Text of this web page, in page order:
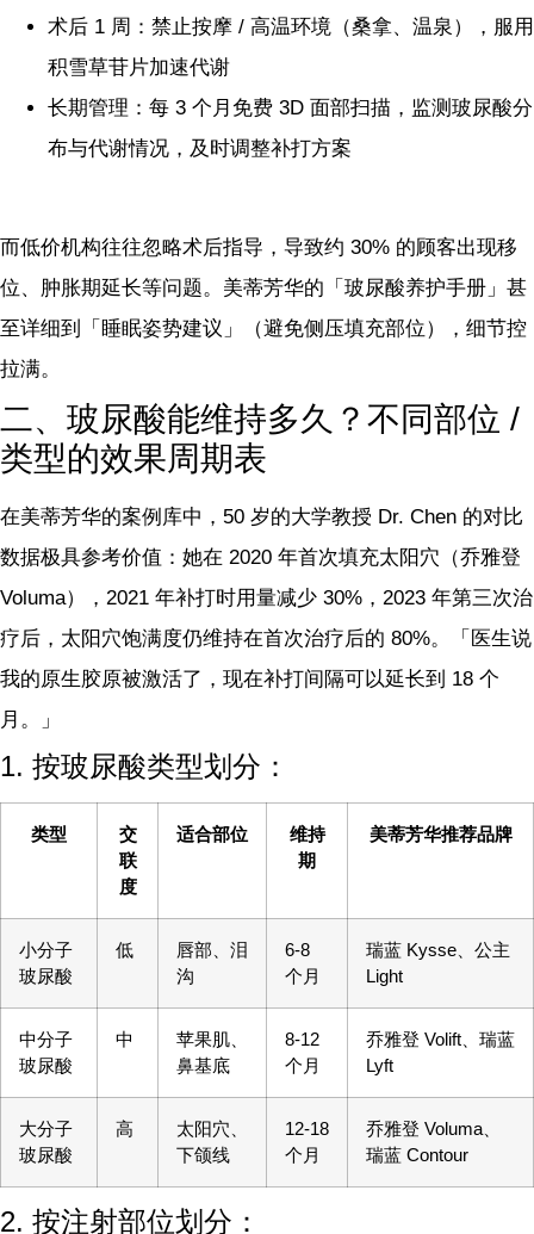
术后 1 周：禁止按摩 / 高温环境（桑拿、温泉），服用
积雪草苷片加速代谢
长期管理：每 3 个月免费 3D 面部扫描，监测玻尿酸分
布与代谢情况，及时调整补打方案
而低价机构往往忽略术后指导，导致约 30% 的顾客出现移
位、肿胀期延长等问题。美蒂芳华的「玻尿酸养护手册」甚
至详细到「睡眠姿势建议」（避免侧压填充部位），细节控
拉满。
二、玻尿酸能维持多久？不同部位 /
类型的效果周期表
在美蒂芳华的案例库中，50 岁的大学教授 Dr. Chen 的对比
数据极具参考价值：她在 2020 年首次填充太阳穴（乔雅登
Voluma），2021 年补打时用量减少 30%，2023 年第三次治
疗后，太阳穴饱满度仍维持在首次治疗后的 80%。「医生说
我的原生胶原被激活了，现在补打间隔可以延长到 18 个
月。」
1. 按玻尿酸类型划分：
类型
交
联
度
适合部位
维持
期
美蒂芳华推荐品牌
小分子
玻尿酸
低
唇部、泪
沟
6-8
个月
瑞蓝 Kysse、公主
Light
中分子
玻尿酸
中
苹果肌、
鼻基底
8-12
个月
乔雅登 Volift、瑞蓝
Lyft
大分子
玻尿酸
高
太阳穴、
下颌线
12-18
个月
乔雅登 Voluma、
瑞蓝 Contour
2. 按注射部位划分：